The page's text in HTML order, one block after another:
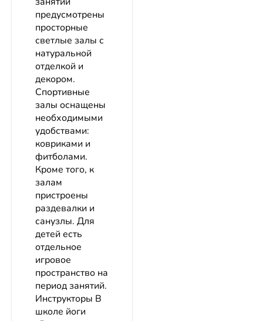
предусмотрены
просторные
светлые залы с
натуральной
отделкой и
декором.
Спортивные
залы оснащены
необходимыми
удобствами:
ковриками и
фитболами.
Кроме того, к
залам
пристроены
раздевалки и
санузлы. Для
детей есть
отдельное
игровое
пространство на
период занятий.
Инструкторы В
школе йоги